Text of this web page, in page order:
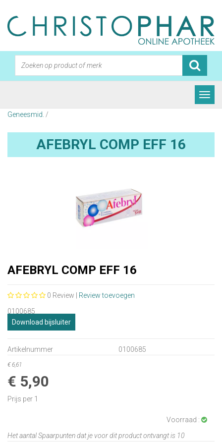
Geneesmid. /
AFEBRYL COMP EFF 16
AFEBRYL COMP EFF 16
0 Review | Review toevoegen
0100685
Download bijsluiter
Artikelnummer 0100685
€ 6,61
€ 5,90
Prijs per 1
Voorraad :
Het aantal Spaarpunten dat je voor dit product ontvangt is 10